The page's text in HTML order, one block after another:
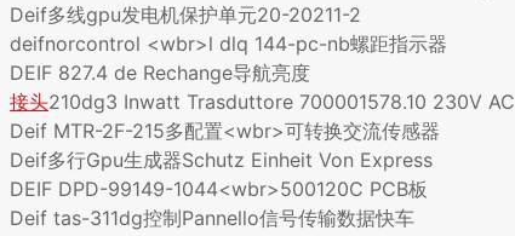
Deif多线gpu发电机保护单元20-20211-2
deifnorcontrol <wbr>l dlq 144-pc-nb螺距指示器
DEIF 827.4 de Rechange导航亮度
接头210dg3 Inwatt Trasduttore 700001578.10 230V AC
Deif MTR-2F-215多配置<wbr>可转换交流传感器
Deif多行Gpu生成器Schutz Einheit Von Express
DEIF DPD-99149-1044<wbr>500120C PCB板
Deif tas-311dg控制Pannello信号传输数据快车